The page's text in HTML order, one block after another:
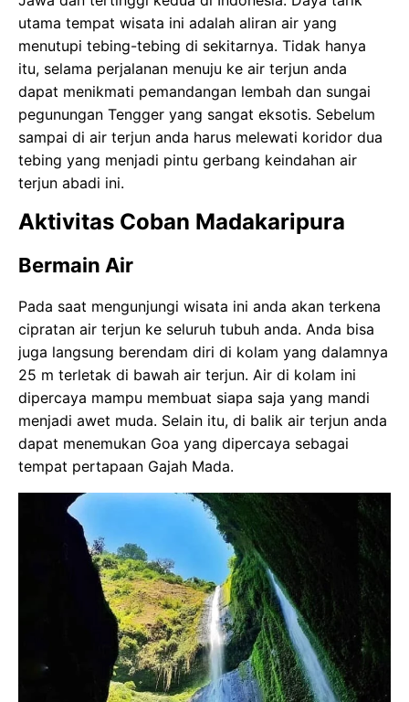
utama tempat wisata ini adalah aliran air yang
menutupi tebing-tebing di sekitarnya. Tidak hanya
itu, selama perjalanan menuju ke air terjun anda
dapat menikmati pemandangan lembah dan sungai
pegunungan Tengger yang sangat eksotis. Sebelum
sampai di air terjun anda harus melewati koridor dua
tebing yang menjadi pintu gerbang keindahan air
terjun abadi ini.
Aktivitas Coban Madakaripura
Bermain Air
Pada saat mengunjungi wisata ini anda akan terkena
cipratan air terjun ke seluruh tubuh anda. Anda bisa
juga langsung berendam diri di kolam yang dalamnya
25 m terletak di bawah air terjun. Air di kolam ini
dipercaya mampu membuat siapa saja yang mandi
menjadi awet muda. Selain itu, di balik air terjun anda
dapat menemukan Goa yang dipercaya sebagai
tempat pertapaan Gajah Mada.